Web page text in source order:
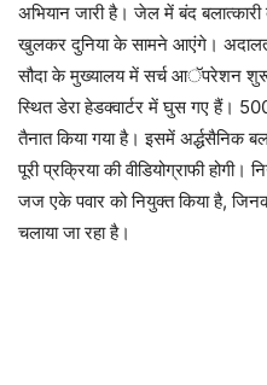
अभियान जारी है। जेल में बंद
खुलकर दुनिया के सामने आएंगे।
सौदा के मुख्यालय में सर्च आॅपरेशन शुरू
स्थित डेरा हेडक्वार्टर में घुस गए हैं।
तैनात किया गया है। इसमें अर्द्धसैनिक
पूरी प्रक्रिया की वीडियोग्राफी होगी।
जज एके पवार को नियुक्त किया है,
चलाया जा रहा है।